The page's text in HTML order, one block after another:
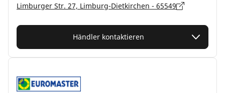
Limburger Str. 27, Limburg-Dietkirchen - 65549
Händler kontaktieren